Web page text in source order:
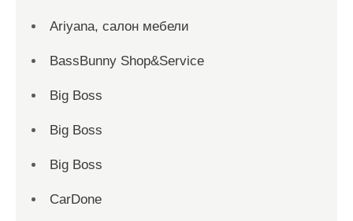
Ariyana, салон мебели
BassBunny Shop&Service
Big Boss
Big Boss
Big Boss
CarDone